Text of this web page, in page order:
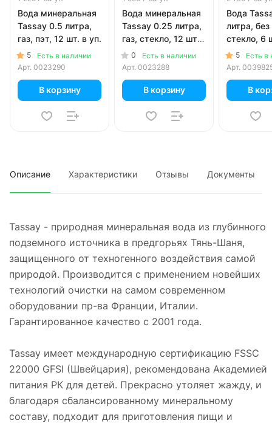
Вода минеральная
Tassay 0.5 литра,
газ, пэт, 12 шт. в уп.
5
Есть в наличии
Арт. 0023290
В корзину
Вода минеральная
Tassay 0.25 литра,
газ, стекло, 12 шт.
в уп.
0
Есть в наличии
Арт. 0023288
В корзину
Вода
литра, без
стекло, 6
5
Есть в
Арт.
В
Описание Характеристики Отзывы Документы
Tassay - природная минеральная вода из глубинного
подземного источника в предгорьях Тянь-Шаня,
защищенного от техногенного воздействия самой
природой. Производится с применением новейших
технологий очистки на самом современном
оборудовании пр-ва Франции, Италии.
Гарантированное качество с 2001 года.
Tassay имеет международную сертификацию FSSC
22000 GFSI (Швейцария), рекомендована Академией
питания РК для детей. Прекрасно утоляет жажду, и
благодаря сбалансированному минеральному
составу, подходит для приготовления пищи и